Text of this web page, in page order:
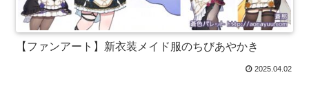
【ファンアート】新衣装メイド服のちびあやかき
2025.04.02